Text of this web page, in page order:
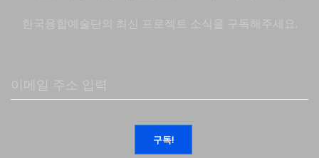
한국융합예술단의 최신 프로젝트 소식을 구독해주세요.